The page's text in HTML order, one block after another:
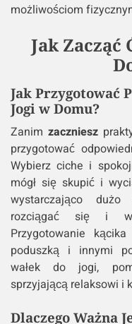
możliwościom
Jak Zacząć
Jak Przygotować
Jogi w Domu?
Zanim zaczniesz
przygotować
Wybierz ciche i
mógł się skupić i
wystarczająco
rozciągać się i
Przygotowanie
poduszką i innymi
wałek do jogi,
sprzyjającą relaksowi i
Dlaczego Ważna